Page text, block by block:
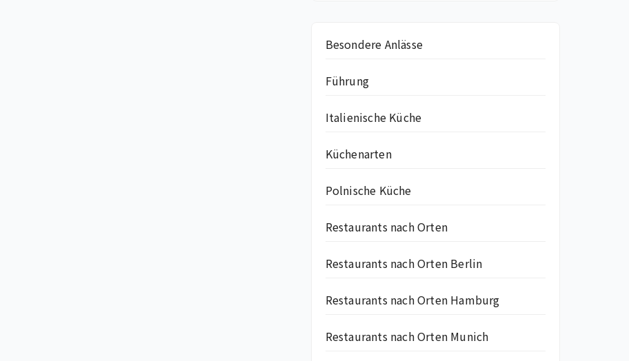
Besondere Anlässe
Führung
Italienische Küche
Küchenarten
Polnische Küche
Restaurants nach Orten
Restaurants nach Orten Berlin
Restaurants nach Orten Hamburg
Restaurants nach Orten Munich